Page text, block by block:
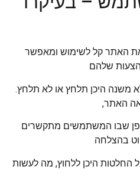
האתר קל לשימוש ומאפשר
שלהם
משנה היכן תלחץ או לא תלחץ.
האתר,
שבו המשתמשים מתקשרים
בהצלחה
החלטות היכן ללחוץ, מה לעשות